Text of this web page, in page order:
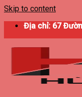
Skip to content
Địa chỉ: 67